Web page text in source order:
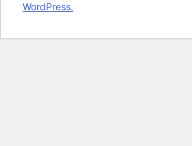
WordPress.